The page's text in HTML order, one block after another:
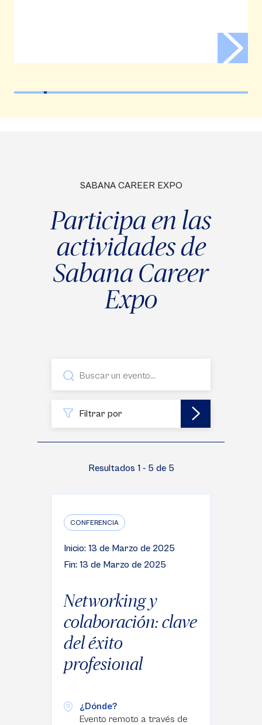
SABANA CAREER EXPO
Participa en las
actividades de
Sabana Career
Expo
Filtrar por
Resultados 1 - 5 de 5
CONFERENCIA
Inicio: 13 de Marzo de 2025
Fin: 13 de Marzo de 2025
Networking y
colaboración: clave
del éxito
profesional
¿Dónde?
Evento remoto a través de